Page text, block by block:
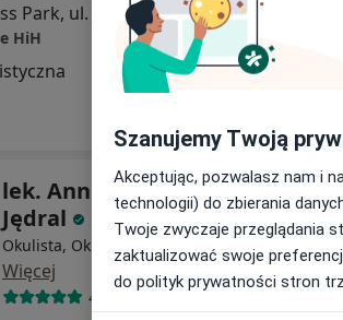
Długosza Business Park, ul. Jana Długosza 48 budynek D, Wrocław • Mapa
HiH
280 zł
lek. Anna Parkosz-
Jędral
Okulista, Okulista dziecięcy
Więcej
47 opinii
Szanujemy Twoją
Akceptując, pozwalasz nam i
technologii) do zbierania
Twoje zwyczaje przeglądania
zaktualizować swoje
do polityk prywatności stron